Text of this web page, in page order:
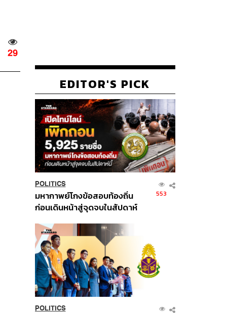
29
EDITOR'S PICK
POLITICS
มหากาพย์โกงข้อสอบท้องถิ่น
ก่อนเดินหน้าสู่จุดจบในสัปดาห์
553
POLITICS